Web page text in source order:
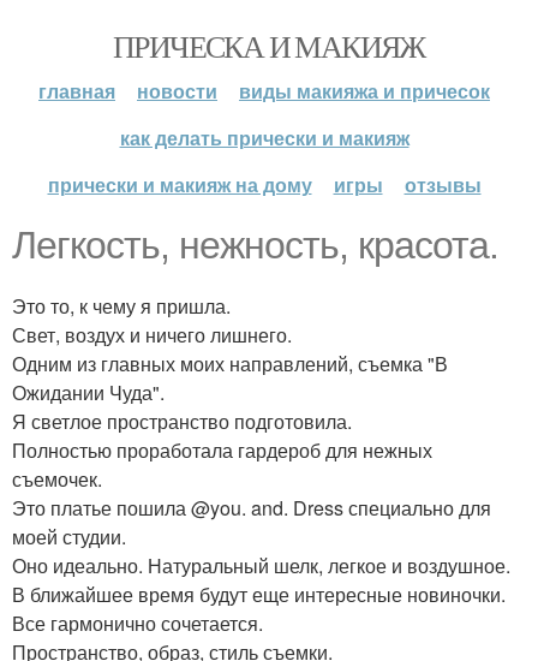
ПРИЧЕСКА И МАКИЯЖ
главная новости
виды макияжа и причесок
как делать прически и макияж
прически и макияж на дому
игры отзывы
Легкость, нежность, красота.
Это то, к чему я пришла.
Свет, воздух и ничего лишнего.
Одним из главных моих направлений, съемка "В
Ожидании Чуда".
Я светлое пространство подготовила.
Полностью проработала гардероб для нежных
съемочек.
Это платье пошила @you. and. Dress специально для
моей студии.
Оно идеально. Натуральный шелк, легкое и воздушное.
В ближайшее время будут еще интересные новиночки.
Все гармонично сочетается.
Пространство, образ, стиль съемки.